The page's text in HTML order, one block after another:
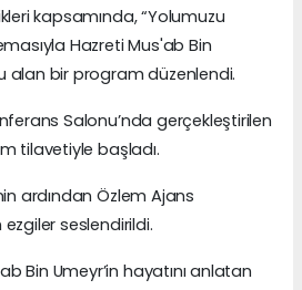
kapsamında, “Yolumuzu
Hazreti Mus'ab Bin
alan bir program düzenlendi.
Salonu’nda gerçekleştirilen
tilavetiyle başladı.
ardından Özlem Ajans
seslendirildi.
Bin Umeyr’in hayatını anlatan